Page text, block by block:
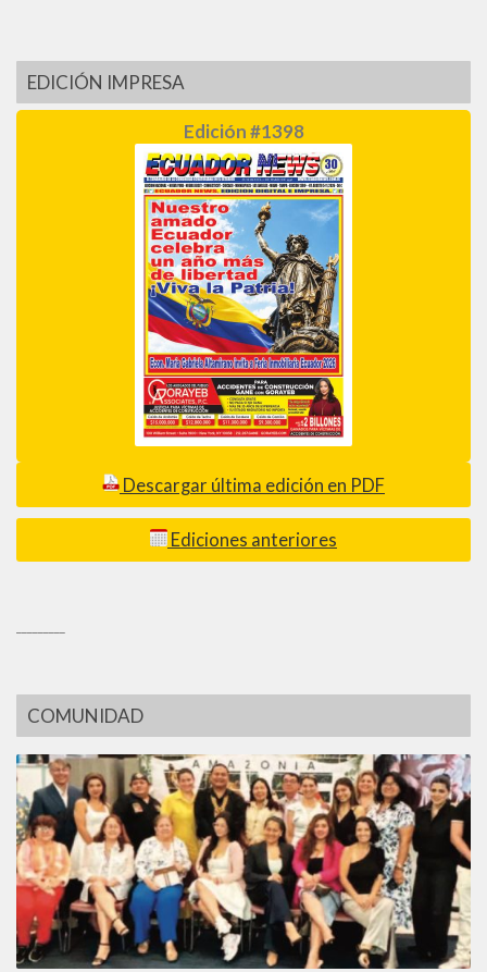
EDICIÓN IMPRESA
Edición #1398
Descargar última edición en PDF
Ediciones anteriores
COMUNIDAD